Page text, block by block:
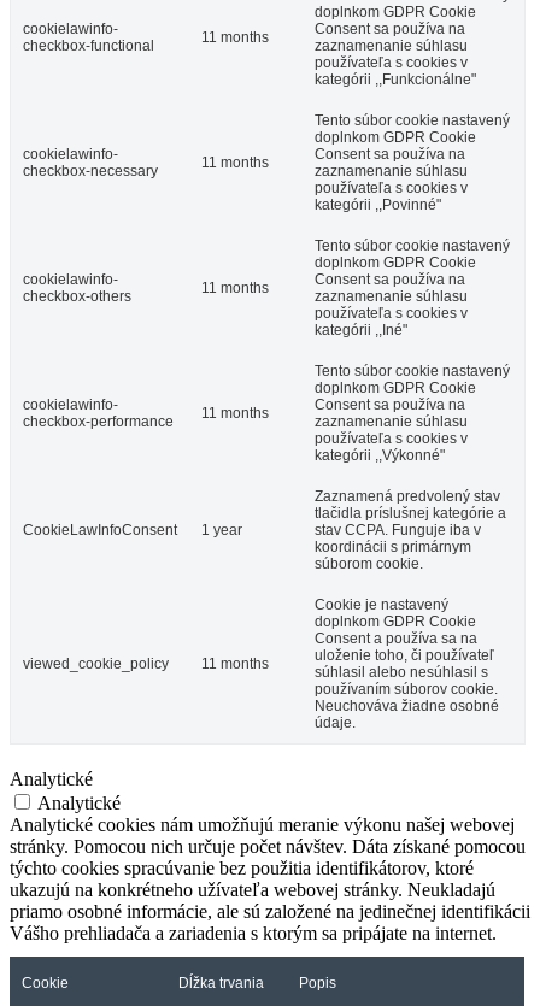
cookielawinfo-
checkbox-functional
11 months
doplnkom GDPR Cookie
Consent sa používa na
zaznamenanie súhlasu
používateľa s cookies v
kategórii ,,Funkcionálne"
cookielawinfo-
checkbox-necessary
11 months
Tento súbor cookie nastavený
doplnkom GDPR Cookie
Consent sa používa na
zaznamenanie súhlasu
používateľa s cookies v
kategórii ,,Povinné"
cookielawinfo-
checkbox-others
11 months
Tento súbor cookie nastavený
doplnkom GDPR Cookie
Consent sa používa na
zaznamenanie súhlasu
používateľa s cookies v
kategórii ,,Iné"
cookielawinfo-
checkbox-performance
11 months
Tento súbor cookie nastavený
doplnkom GDPR Cookie
Consent sa používa na
zaznamenanie súhlasu
používateľa s cookies v
kategórii ,,Výkonné"
CookieLawInfoConsent 1 year
Zaznamená predvolený stav
tlačidla príslušnej kategórie a
stav CCPA. Funguje iba v
koordinácii s primárnym
súborom cookie.
viewed_cookie_policy 11 months
Cookie je nastavený
doplnkom GDPR Cookie
Consent a používa sa na
uloženie toho, či používateľ
súhlasil alebo nesúhlasil s
používaním súborov cookie.
Neuchováva žiadne osobné
údaje.
Analytické
Analytické
Analytické cookies nám umožňujú meranie výkonu našej webovej
stránky. Pomocou nich určuje počet návštev. Dáta získané pomocou
týchto cookies spracúvanie bez použitia identifikátorov, ktoré
ukazujú na konkrétneho užívateľa webovej stránky. Neukladajú
priamo osobné informácie, ale sú založené na jedinečnej identifikácii
Vášho prehliadača a zariadenia s ktorým sa pripájate na internet.
Cookie Dĺžka trvania Popis